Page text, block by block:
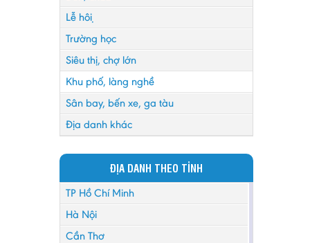
Lễ hội
Trường học
Siêu thị, chợ lớn
Khu phố, làng nghề
Sân bay, bến xe, ga tàu
Địa danh khác
ĐỊA DANH THEO TỈNH
TP Hồ Chí Minh
Hà Nội
Cần Thơ